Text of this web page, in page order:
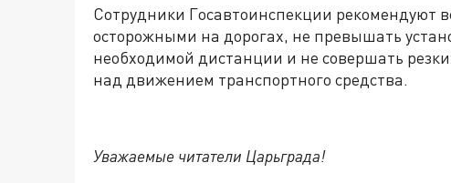
Сотрудники Госавтоинспекции рекомендуют
осторожными на дорогах, не превышать
необходимой дистанции и не совершать
над движением транспортного средства.
Уважаемые читатели Царьграда!